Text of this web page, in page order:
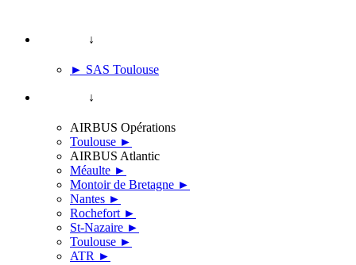
↓
► SAS Toulouse
↓
AIRBUS Opérations
Toulouse ►
AIRBUS Atlantic
Méaulte ►
Montoir de Bretagne ►
Nantes ►
Rochefort ►
St-Nazaire ►
Toulouse ►
ATR ►